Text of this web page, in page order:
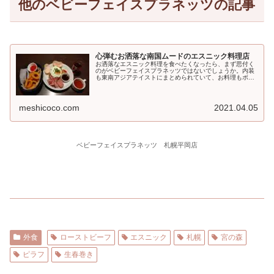
他のベビーフェイスプラネッツの記事
心弾むお洒落な南国ムードのエスニック料理店
お洒落なエスニック料理を食べたくなったら、まず思付く
のがベビーフェイスプラネッツではないでしょうか。内装
も東南アジアテイストにまとめられていて、お料理もボリ
meshicoco.com 2021.04.05
ベビーフェイスプラネッツ 札幌平岡店
外食 ローストビーフ エスニック 札幌
宮の森
ピラフ
生春巻き